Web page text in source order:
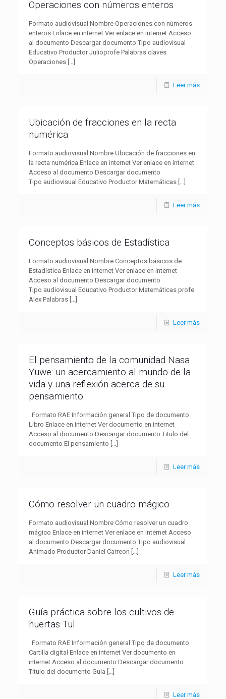
Operaciones con números enteros
Formato audiovisual Nombre Operaciones con números
enteros Enlace en internet Ver enlace en internet Acceso
al documento Descargar documento Tipo audiovisual
Educativo Productor Julioprofe Palabras claves
Operaciones […]
Leer más
Ubicación de fracciones en la recta
numérica
Formato audiovisual Nombre Ubicación de fracciones en
la recta numérica Enlace en internet Ver enlace en internet
Acceso al documento Descargar documento
Tipo audiovisual Educativo Productor Matemáticas […]
Leer más
Conceptos básicos de Estadística
Formato audiovisual Nombre Conceptos básicos de
Estadística Enlace en internet Ver enlace en internet
Acceso al documento Descargar documento
Tipo audiovisual Educativo Productor Matemáticas profe
Alex Palabras […]
Leer más
El pensamiento de la comunidad Nasa
Yuwe: un acercamiento al mundo de la
vida y una reflexión acerca de su
pensamiento
Formato RAE Información general Tipo de documento
Libro Enlace en internet Ver documento en internet
Acceso al documento Descargar documento Titulo del
documento El pensamiento […]
Leer más
Cómo resolver un cuadro mágico
Formato audiovisual Nombre Cómo resolver un cuadro
mágico Enlace en internet Ver enlace en internet Acceso
al documento Descargar documento Tipo audiovisual
Animado Productor Daniel Carreon […]
Leer más
Guía práctica sobre los cultivos de
huertas Tul
Formato RAE Información general Tipo de documento
Cartilla digital Enlace en internet Ver documento en
internet Acceso al documento Descargar documento
Titulo del documento Guía […]
Leer más